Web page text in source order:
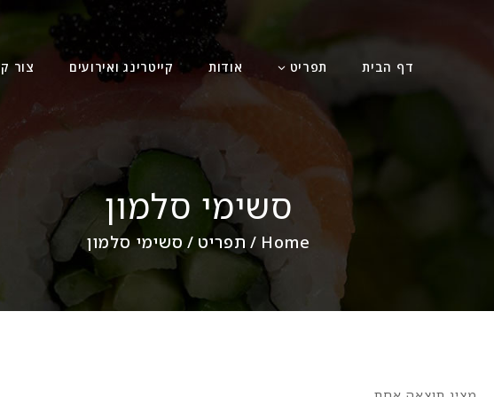
דף הבית תפריט אודות קייטרינג ואירועים צור
סשימי סלמון
Home
/ תפריט / סשימי סלמון